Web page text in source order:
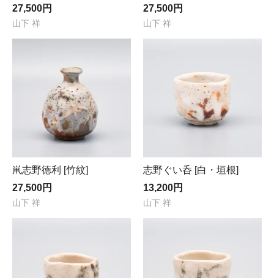
27,500円
山下 祥
27,500円
山下 祥
鼡志野徳利 [竹紋]
27,500円
山下 祥
志野ぐい呑 [白・垣根]
13,200円
山下 祥